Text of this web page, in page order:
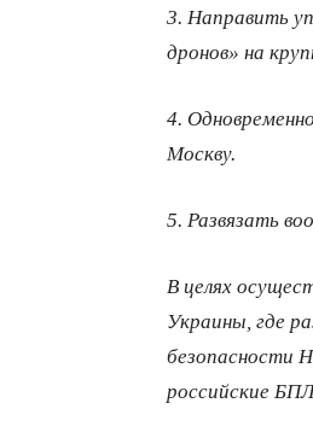
3. Направить
дронов» на
4.
Москву.
5. Развязать
В целях
Украины, где
безопасности
российские